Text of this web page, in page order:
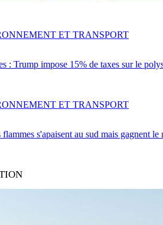
: Trump impose 15% de taxes sur le
ET TRANSPORT
s'apaisent au sud mais gagnent le
ET TRANSPORT